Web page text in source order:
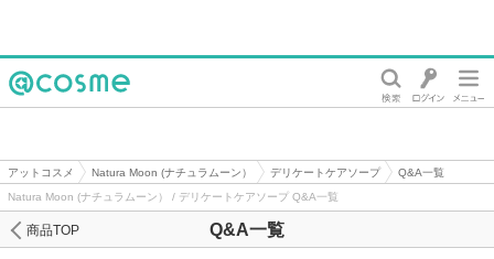
アットコスメ Natura Moon (ナチュラムーン） デリケートケアソープ
Q&A一覧
Natura Moon (ナチュラムーン） / デリケートケアソープ Q&A一覧
Q&A一覧
商品TOP